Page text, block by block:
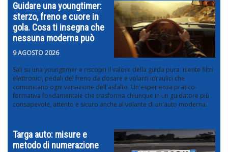
Guidare una youngtimer:
sterzo, freno e cuore in
gola. Cosa ti insegna che
nessuna moderna può
9 AGOSTO 2026
Sali su una youngtimer e riscopri il valore della guida pura: niente filtri
elettronici, pedali del freno da dosare e volanti idraulici che
comunicano ogni variazione dell'asfalto. Un'esperienza pratico-
formativa fondamentale che trasforma chiunque in un guidatore più
consapevole, attento e sicuro anche al volante di un'auto moderna.
Targa auto: misure e
metodo di numerazione